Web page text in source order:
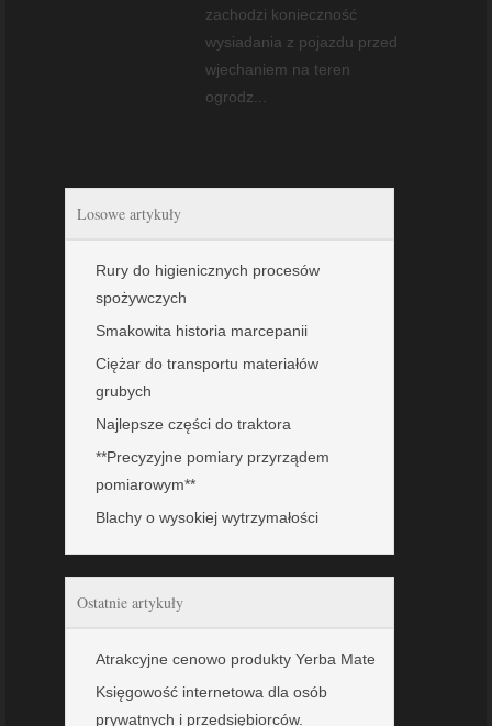
zachodzi konieczność
wysiadania z pojazdu przed
wjechaniem na teren
ogrodz...
Losowe artykuły
Rury do higienicznych procesów
spożywczych
Smakowita historia marcepanii
Ciężar do transportu materiałów
grubych
Najlepsze części do traktora
**Precyzyjne pomiary przyrządem
pomiarowym**
Blachy o wysokiej wytrzymałości
Ostatnie artykuły
Atrakcyjne cenowo produkty Yerba Mate
Księgowość internetowa dla osób
prywatnych i przedsiębiorców.